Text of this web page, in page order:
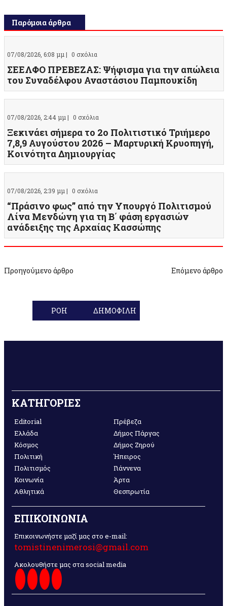
Παρόμοια άρθρα
07/08/2026, 6:08 μμ | 0 σχόλια
ΣΕΕΛΦΟ ΠΡΕΒΕΖΑΣ: Ψήφισμα για την απώλεια
του Συναδέλφου Αναστάσιου Παμπουκίδη
07/08/2026, 2:44 μμ | 0 σχόλια
Ξεκινάει σήμερα το 2ο Πολιτιστικό Τριήμερο
7,8,9 Αυγούστου 2026 – Μαρτυρική Κρυοπηγή,
Κοινότητα Δημιουργίας
07/08/2026, 2:39 μμ | 0 σχόλια
“Πράσινο φως” από την Υπουργό Πολιτισμού
Λίνα Μενδώνη για τη Β΄ φάση εργασιών
ανάδειξης της Αρχαίας Κασσώπης
Προηγούμενο άρθρο Επόμενο άρθρο
ΡΟΗ ΔΗΜΟΦΙΛΗ
ΚΑΤΗΓΟΡΙΕΣ
Editorial
Ελλάδα
Κόσμος
Πολιτική
Πολιτισμός
Κοινωνία
Αθλητικά
Πρέβεζα
Δήμος Πάργας
Δήμος Ζηρού
Ήπειρος
Γιάννενα
Άρτα
Θεσπρωτία
ΕΠΙΚΟΙΝΩΝΙΑ
Επικοινωνήστε μαζί μας στο e-mail:
tomistinenimerosi@gmail.com
Ακολουθήστε μας στα social media